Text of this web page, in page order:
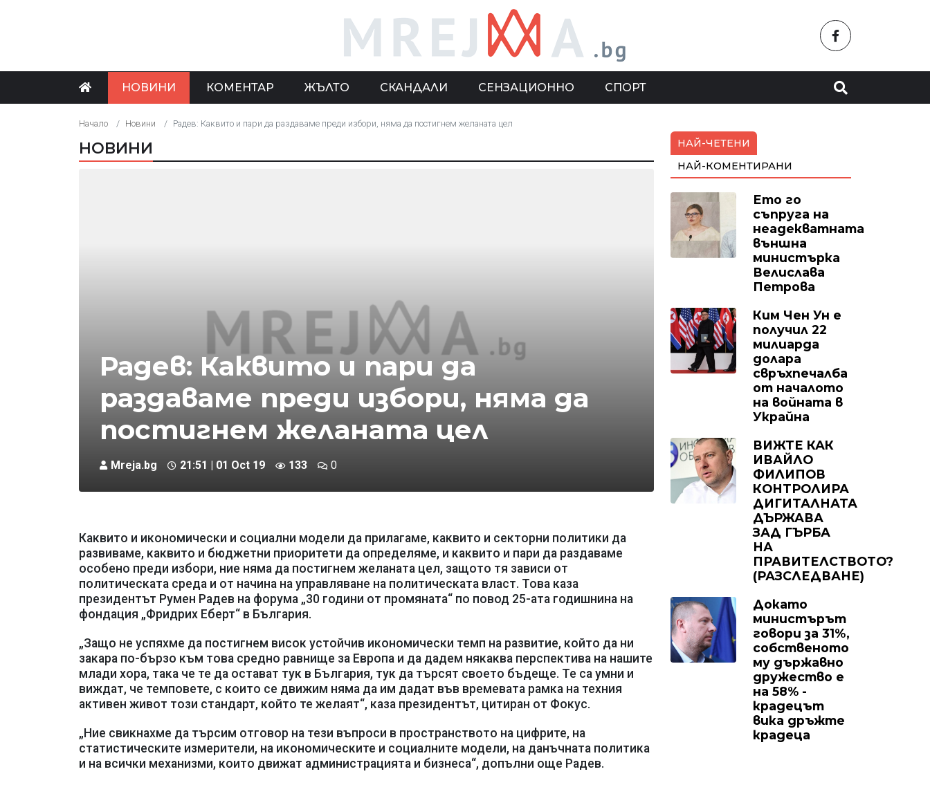
НОВИНИ КОМЕНТАР ЖЪЛТО СКАНДАЛИ СЕНЗАЦИОННО СПОРТ
Начало Новини Радев: Каквито и пари да раздаваме преди избори, няма да постигнем желаната цел
НОВИНИ
Радев: Каквито и пари да
раздаваме преди избори, няма да
постигнем желаната цел
Mreja.bg 21:51 | 01 Oct 19 133 0
Каквито и икономически и социални модели да прилагаме, каквито и секторни политики да
развиваме, каквито и бюджетни приоритети да определяме, и каквито и пари да раздаваме
особено преди избори, ние няма да постигнем желаната цел, защото тя зависи от
политическата среда и от начина на управляване на политическата власт. Това каза
президентът Румен Радев на форума „30 години от промяната“ по повод 25-ата годишнина на
фондация „Фридрих Еберт“ в България.
„Защо не успяхме да постигнем висок устойчив икономически темп на развитие, който да ни
закара по-бързо към това средно равнище за Европа и да дадем някаква перспектива на нашите
млади хора, така че те да остават тук в България, тук да търсят своето бъдеще. Те са умни и
виждат, че темповете, с които се движим няма да им дадат във времевата рамка на техния
активен живот този стандарт, който те желаят“, каза президентът, цитиран от Фокус.
„Ние свикнахме да търсим отговор на тези въпроси в пространството на цифрите, на
статистическите измерители, на икономическите и социалните модели, на данъчната политика
и на всички механизми, които движат администрацията и бизнеса“, допълни още Радев.
НАЙ-ЧЕТЕНИ
НАЙ-КОМЕНТИРАНИ
Ето го
съпруга на
неадекватната
външна
министърка
Велислава
Петрова
Ким Чен Ун е
получил 22
милиарда
долара
свръхпечалба
от началото
на войната в
Украйна
ВИЖТЕ КАК
ИВАЙЛО
ФИЛИПОВ
КОНТРОЛИРА
ДИГИТАЛНАТА
ДЪРЖАВА
ЗАД ГЪРБА
НА
ПРАВИТЕЛСТВОТО?
(РАЗСЛЕДВАНЕ)
Докато
министърът
говори за 31%,
собственото
му държавно
дружество е
на 58% -
крадецът
вика дръжте
крадеца